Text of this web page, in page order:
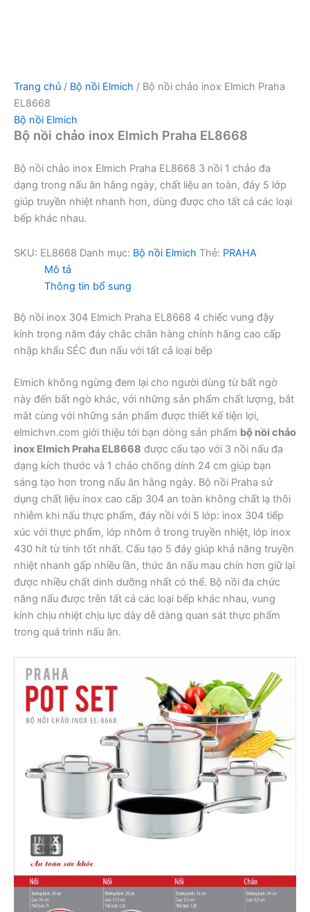
Trang chủ / Bộ nồi Elmich / Bộ nồi chảo inox Elmich Praha
EL8668
Bộ nồi Elmich
Bộ nồi chảo inox Elmich Praha EL8668
Bộ nồi chảo inox Elmich Praha EL8668 3 nồi 1 chảo đa
dạng trong nấu ăn hằng ngày, chất liệu an toàn, đáy 5 lớp
giúp truyền nhiệt nhanh hơn, dùng được cho tất cả các loại
bếp khác nhau.
SKU: EL8668 Danh mục: Bộ nồi Elmich Thẻ: PRAHA
Mô tả
Thông tin bổ sung
Bộ nồi inox 304 Elmich Praha EL8668 4 chiếc vung đậy
kính trong năm đáy chắc chắn hàng chính hãng cao cấp
nhập khẩu SÉC đun nấu với tất cả loại bếp
Elmich không ngừng đem lại cho người dùng từ bất ngờ
này đến bất ngờ khác, với những sản phẩm chất lượng, bắt
mắt cùng với những sản phẩm được thiết kế tiện lợi,
elmichvn.com giới thiệu tới bạn dòng sản phẩm bộ nồi chảo
inox Elmich Praha EL8668 được cấu tạo với 3 nồi nấu đa
dạng kích thước và 1 chảo chống dính 24 cm giúp bạn
sáng tạo hơn trong nấu ăn hằng ngày. Bộ nồi Praha sử
dụng chất liệu inox cao cấp 304 an toàn không chất lạ thôi
nhiễm khi nấu thực phẩm, đáy nồi với 5 lớp: inox 304 tiếp
xúc với thực phẩm, lớp nhôm ở trong truyền nhiệt, lớp inox
430 hít từ tính tốt nhất. Cấu tạo 5 đáy giúp khả năng truyền
nhiệt nhanh gấp nhiều lần, thức ăn nấu mau chín hơn giữ lại
được nhiều chất dinh dưỡng nhất có thể. Bộ nồi đa chức
năng nấu được trên tất cả các loại bếp khác nhau, vung
kính chịu nhiệt chịu lực dày dễ dàng quan sát thực phẩm
trong quá trình nấu ăn.